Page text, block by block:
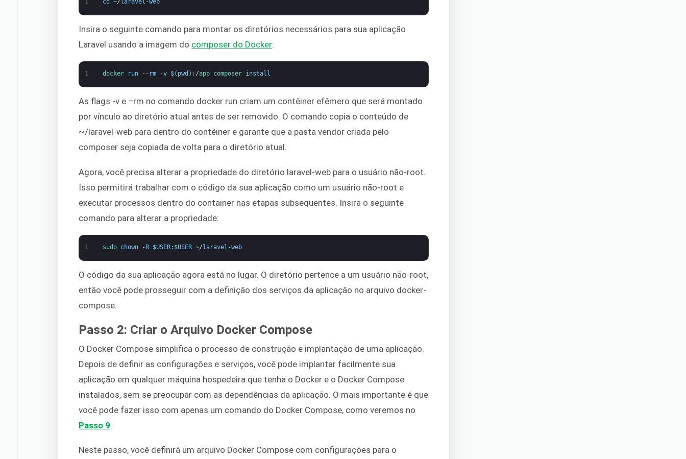
1 cd ~/ laravel -web
Insira o seguinte comando para montar os diretórios necessários para sua aplicação
Laravel usando a imagem do composer do Docker:
1 docker run -- rm -v $( pwd ) : /app composer install
As flags -v e –rm no comando docker run criam um contêiner efêmero que será montado
por vínculo ao diretório atual antes de ser removido. O comando copia o conteúdo de
~/laravel-web para dentro do contêiner e garante que a pasta vendor criada pelo
composer seja copiada de volta para o diretório atual.
Agora, você precisa alterar a propriedade do diretório laravel-web para o usuário não-root.
Isso permitirá trabalhar com o código da sua aplicação como um usuário não-root e
executar processos dentro do container nas etapas subsequentes. Insira o seguinte
comando para alterar a propriedade:
1 sudo chown - R $USER: $USER ~/ laravel -web
O código da sua aplicação agora está no lugar. O diretório pertence a um usuário não-root,
então você pode prosseguir com a definição dos serviços da aplicação no arquivo docker-
compose.
Passo 2: Criar o Arquivo Docker Compose
O Docker Compose simplifica o processo de construção e implantação de uma aplicação.
Depois de definir as configurações e serviços, você pode implantar facilmente sua
aplicação em qualquer máquina hospedeira que tenha o Docker e o Docker Compose
instalados, sem se preocupar com as dependências da aplicação. O mais importante é que
você pode fazer isso com apenas um comando do Docker Compose, como veremos no
Passo 9
Neste passo, você definirá um arquivo Docker Compose com configurações para o